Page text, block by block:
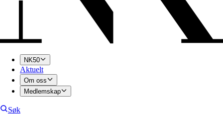
NK50
Aktuelt
Om oss
Medlemskap
Søk